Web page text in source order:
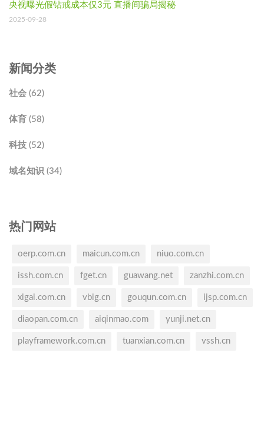
央视曝光假钻戒成本仅3元 直播间骗局揭秘
2025-09-28
新闻分类
社会 (62)
体育 (58)
科技 (52)
域名知识 (34)
热门网站
oerp.com.cn maicun.com.cn niuo.com.cn
issh.com.cn fget.cn guawang.net zanzhi.com.cn
xigai.com.cn vbig.cn gouqun.com.cn ijsp.com.cn
diaopan.com.cn aiqinmao.com yunji.net.cn
playframework.com.cn tuanxian.com.cn vssh.cn